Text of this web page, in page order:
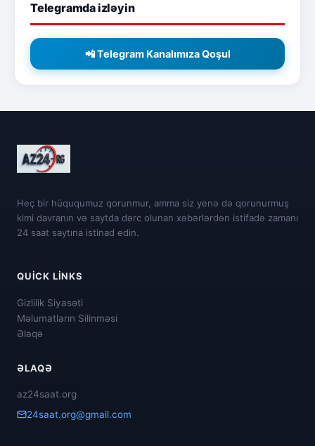
Telegramda izləyin
📲 Telegram Kanalımıza Qoşul
Heç bir hüququmuz qorunmur, amma siz yenə də qorunurmuş
kimi davranın və saytda dərc olunan xəbərlərdən istifadə zamanı
24 saat saytına istinad edin.
QUICK LINKS
Gizlilik Siyasəti
Məlumatların Silinməsi
Əlaqə
ƏLAQƏ
az24saat.org
24saat.org@gmail.com